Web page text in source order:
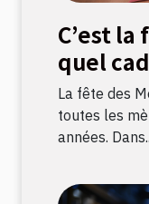
C’est
quel
La fête des
toutes les
années.